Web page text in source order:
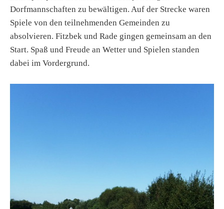
Dorfmannschaften zu bewältigen. Auf der Strecke waren
Spiele von den teilnehmenden Gemeinden zu
absolvieren. Fitzbek und Rade gingen gemeinsam an den
Start. Spaß und Freude an Wetter und Spielen standen
dabei im Vordergrund.